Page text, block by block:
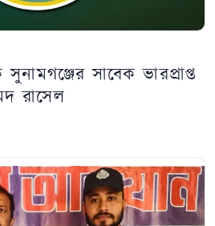
সাবেক ভারপ্রাপ্ত
রাসেল